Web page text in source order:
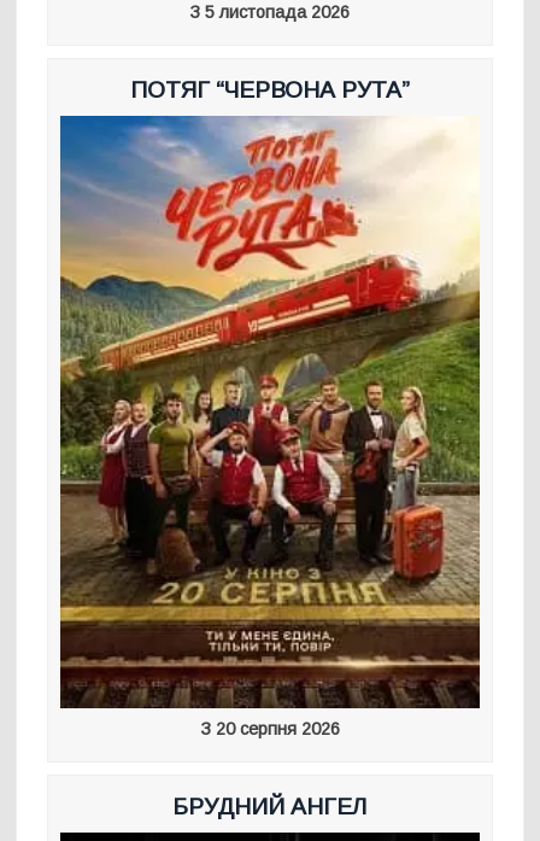
З 5 листопада 2026
ПОТЯГ “ЧЕРВОНА РУТА”
З 20 серпня 2026
БРУДНИЙ АНГЕЛ